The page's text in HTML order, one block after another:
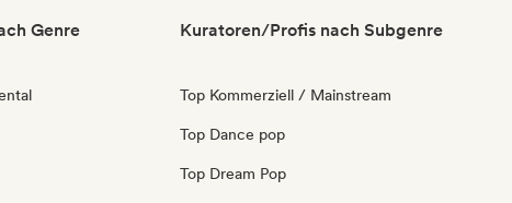
Genre Kuratoren/Profis nach Subgenre
Top Kommerziell / Mainstream
Top Dance pop
Top Dream Pop